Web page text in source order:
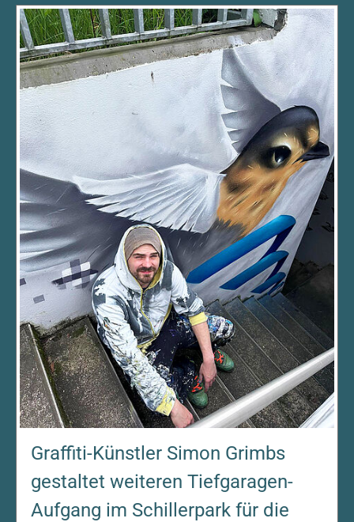
Graffiti-Künstler Simon Grimbs
gestaltet weiteren Tiefgaragen-
Aufgang im Schillerpark für die